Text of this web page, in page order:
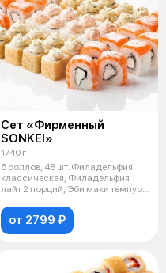
Сет «Фирменный
SONKEI»
1740 г
6 роллов, 48 шт. Филадельфия
классическая, Филадельфия
лайт 2 порций, Эби маки темпура
от 2799 ₽